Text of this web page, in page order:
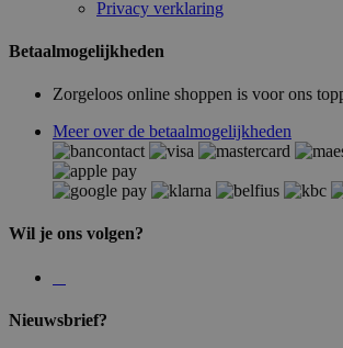
Privacy verklaring
Betaalmogelijkheden
Zorgeloos online shoppen is voor ons
Meer over de betaalmogelijkheden
Wil je ons volgen?
Nieuwsbrief?